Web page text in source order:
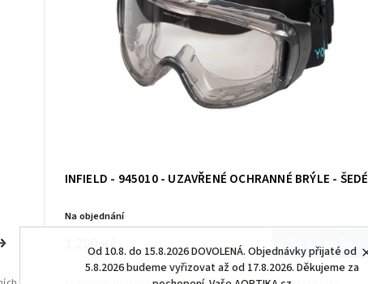
Od 10.8. do 15.8.2026 DOVOLENÁ. Objednávky přijaté od
5.8.2026 budeme vyřizovat až od 17.8.2026. Děkujeme za
INFIELD - 945010 - UZAVŘENÉ OCHRANNÉ BRÝLE - ŠEDÉ
Na objednání
1.200 Kč Do košíku